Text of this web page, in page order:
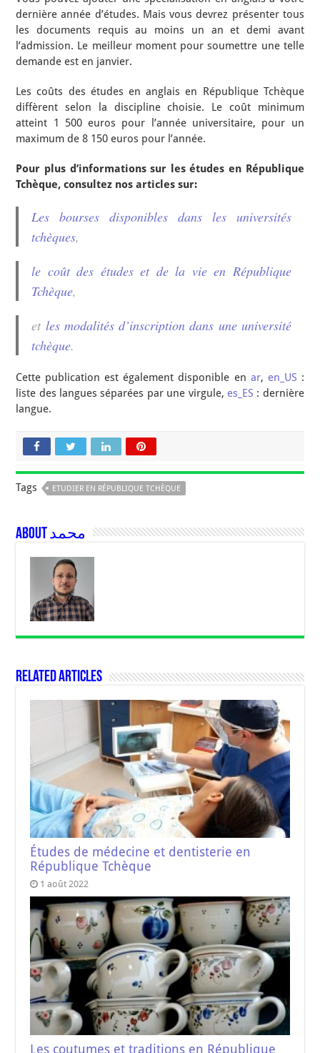
dernière année d’études. Mais vous devrez présenter tous
les documents requis au moins un an et demi avant
l’admission. Le meilleur moment pour soumettre une telle
demande est en janvier.
Les coûts des études en anglais en République Tchèque
diffèrent selon la discipline choisie. Le coût minimum
atteint 1 500 euros pour l’année universitaire, pour un
maximum de 8 150 euros pour l’année.
Pour plus d’informations sur les études en République
Tchèque, consultez nos articles sur:
Les bourses disponibles dans les universités
tchèques,
le coût des études et de la vie en République
Tchèque,
et les modalités d’inscription dans une université
tchèque.
Cette publication est également disponible en ar, en_US :
liste des langues séparées par une virgule, es_ES : dernière
langue.
Tags ETUDIER EN RÉPUBLIQUE TCHÈQUE
About محمد
Related Articles
Études de médecine et dentisterie en
République Tchèque
1 août 2022
Les coutumes et traditions en République